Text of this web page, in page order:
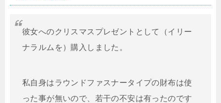
彼女へのクリスマスプレゼントとして（イリー
ナラルムを）購入しました。
私自身はラウンドファスナータイプの財布は使
った事が無いので、若干の不安は有ったのです